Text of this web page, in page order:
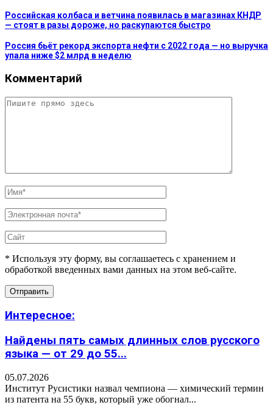
Российская колбаса и ветчина появилась в магазинах КНДР
— стоят в разы дороже, но раскупаются быстро
Россия бьёт рекорд экспорта нефти с 2022 года — но выручка
упала ниже $2 млрд в неделю
Комментарий
* Используя эту форму, вы соглашаетесь с хранением и
обработкой введенных вами данных на этом веб-сайте.
Интересное:
Найдены пять самых длинных слов русского
языка — от 29 до 55...
05.07.2026
Институт Русистики назвал чемпиона — химический термин
из патента на 55 букв, который уже обогнал...